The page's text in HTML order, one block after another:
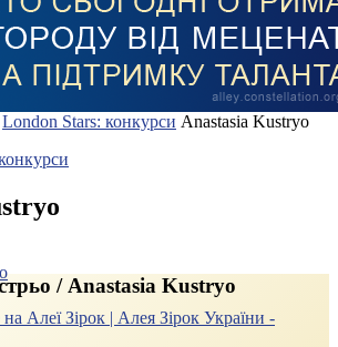
London Stars: конкурси Anastasia Kustryo
/ Anastasia Kustryo